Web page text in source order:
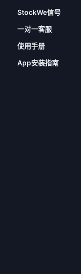
StockWe信号
一对一客服
使用手册
App安装指南